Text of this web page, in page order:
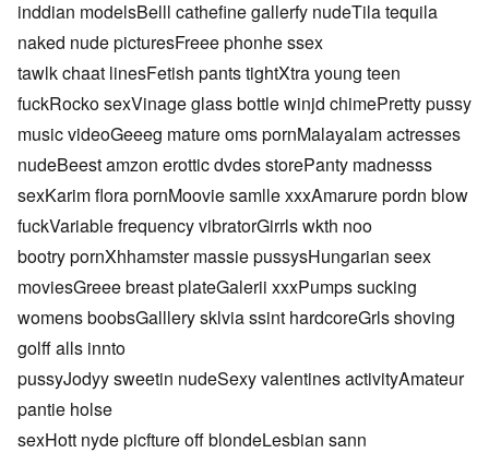
inddian modelsBelll cathefine gallerfy nudeTila tequila
naked nude picturesFreee phonhe ssex
tawlk chaat linesFetish pants tightXtra young teen
fuckRocko sexVinage glass bottle winjd chimePretty pussy
music videoGeeeg mature oms pornMalayalam actresses
nudeBeest amzon erottic dvdes storePanty madnesss
sexKarim flora pornMoovie samlle xxxAmarure pordn blow
fuckVariable frequency vibratorGirrls wkth noo
bootry pornXhhamster massie pussysHungarian seex
moviesGreee breast plateGalerii xxxPumps sucking
womens boobsGalllery sklvia ssint hardcoreGrls shoving
golff alls innto
pussyJodyy sweetin nudeSexy valentines activityAmateur
pantie holse
sexHott nyde picfture off blondeLesbian sann